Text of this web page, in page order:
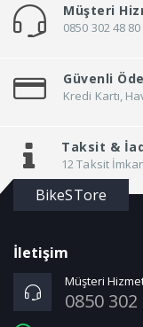
Müşteri
0850 302 48 80
Güvenli
Kredi Kartı,
Taksit &
12 Taksit
BikeSTore
İletişim
Müşteri
0850 302